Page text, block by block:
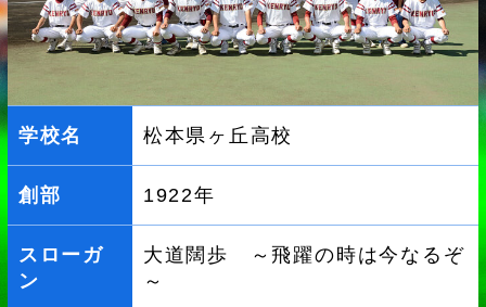
学校名 松本県ヶ丘高校
創部 1922年
スローガ
ン
大道闊歩 ～飛躍の時は今なるぞ
～